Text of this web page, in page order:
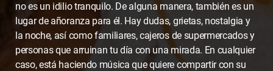
no es un idilio tranquilo. De alguna manera, también es un
lugar de añoranza para él. Hay dudas, grietas, nostalgia y
la noche, así como familiares, cajeros de supermercados y
personas que arruinan tu día con una mirada. En cualquier
caso, está haciendo música que quiere compartir con su